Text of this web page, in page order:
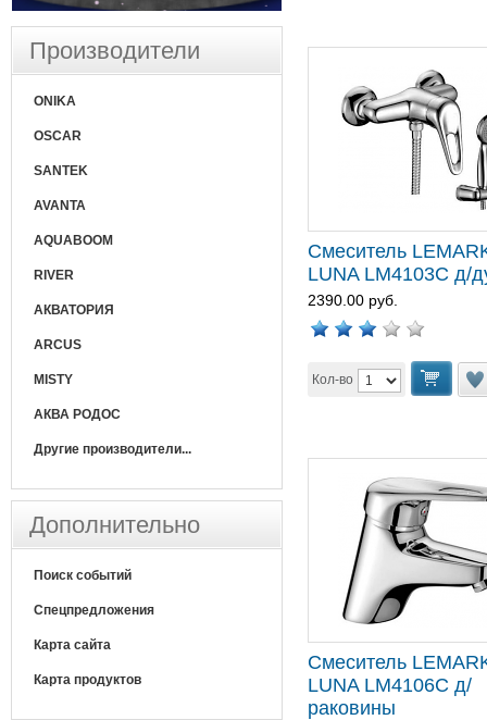
Смеситель
LUNA LM4103C д/
2390.00 руб.
Кол-во
Смеситель
LUNA LM4106C д/
раковины
Производители
ONIKA
OSCAR
SANTEK
AVANTA
AQUABOOM
RIVER
АКВАТОРИЯ
ARCUS
MISTY
АКВА РОДОС
Другие производители...
Дополнительно
Поиск событий
Спецпредложения
Карта сайта
Карта продуктов